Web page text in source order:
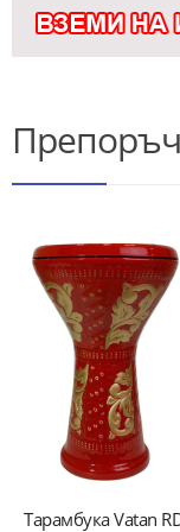
Тарамбука Vatan